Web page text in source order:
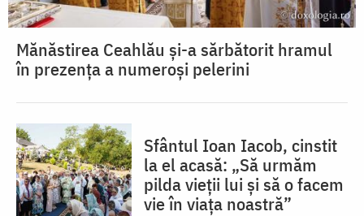
Mănăstirea Ceahlău și-a sărbătorit hramul
în prezența a numeroși pelerini
Sfântul Ioan Iacob, cinstit
la el acasă: „Să urmăm
pilda vieții lui și să o facem
vie în viața noastră”